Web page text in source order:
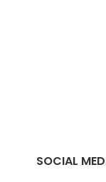
SOCIAL